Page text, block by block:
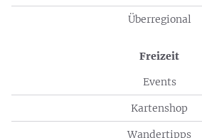
Überregional
Freizeit
Events
Kartenshop
Wandertipps